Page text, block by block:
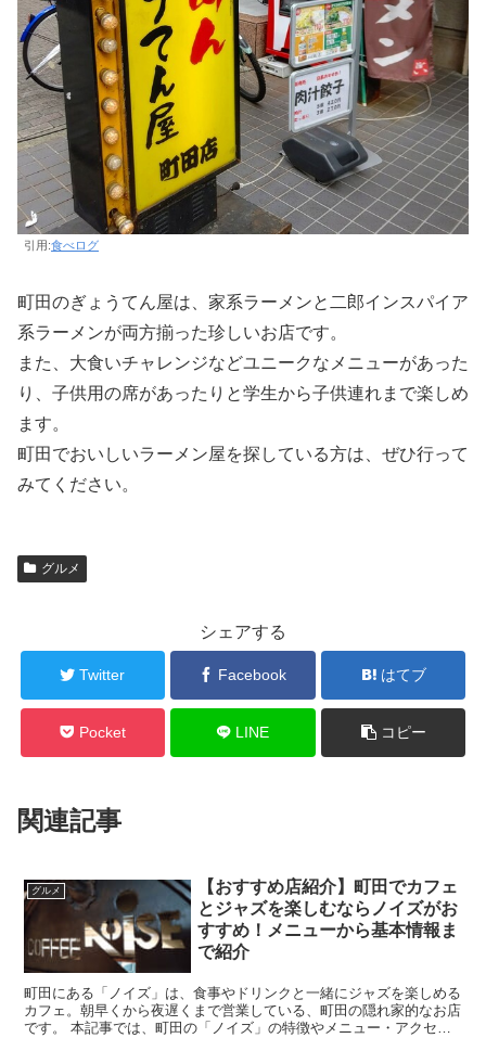
引用:食べログ
町田のぎょうてん屋は、家系ラーメンと二郎インスパイア
系ラーメンが両方揃った珍しいお店です。
また、大食いチャレンジなどユニークなメニューがあった
り、子供用の席があったりと学生から子供連れまで楽しめ
ます。
町田でおいしいラーメン屋を探している方は、ぜひ行って
みてください。
グルメ
シェアする
Twitter Facebook はてブ
Pocket LINE コピー
関連記事
グルメ
【おすすめ店紹介】町田でカフェ
とジャズを楽しむならノイズがお
すすめ！メニューから基本情報ま
で紹介
町田にある「ノイズ」は、食事やドリンクと一緒にジャズを楽しめる
カフェ。朝早くから夜遅くまで営業している、町田の隠れ家的なお店
です。 本記事では、町田の「ノイズ」の特徴やメニュー・アクセス